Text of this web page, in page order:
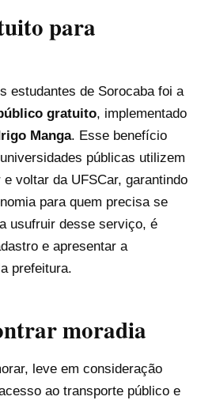
para
estudantes de Sorocaba foi a
gratuito, implementado
Manga. Esse benefício
públicas utilizem
voltar da UFSCar, garantindo
para quem precisa se
usufruir desse serviço, é
e apresentar a
prefeitura.
moradia
leve em consideração
ao transporte público e